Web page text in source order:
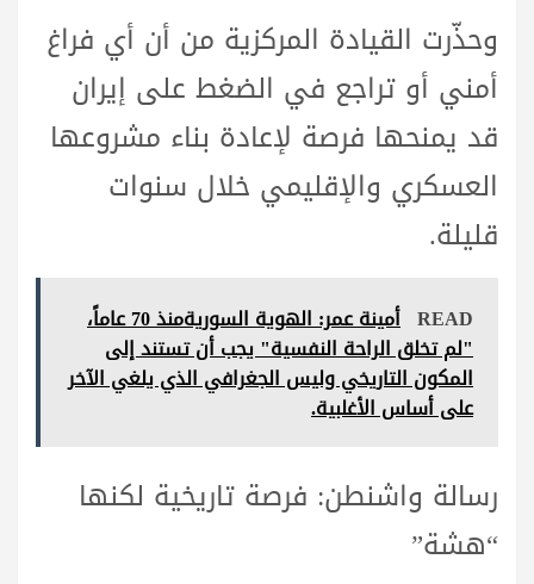
وحذّرت القيادة المركزية من أن أي فراغ
أمني أو تراجع في الضغط على إيران
قد يمنحها فرصة لإعادة بناء مشروعها
العسكري والإقليمي خلال سنوات
قليلة.
READ
أمينة عمر: الهوية السوريةمنذ 70 عاماً،
"لم تخلق الراحة النفسية" يجب أن تستند إلى
المكون التاريخي وليس الجغرافي الذي يلغي الآخر
على أساس الأغلبية.
رسالة واشنطن: فرصة تاريخية لكنها
“هشة”